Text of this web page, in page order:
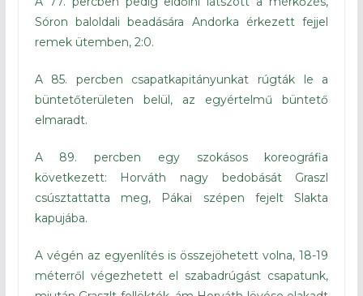
Sóron baloldali beadására Andorka érkezett fejjel
remek ütemben, 2:0.
A 85. percben csapatkapitányunkat rúgták le a
büntetőterületen belül, az egyértelmű büntető
elmaradt.
A 89. percben egy szokásos koreográfia
következett: Horváth nagy bedobását Graszl
csúsztattatta meg, Pákai szépen fejelt Slakta
kapujába.
A végén az egyenlítés is összejöhetett volna, 18-19
méterről végezhetett el szabadrúgást csapatunk,